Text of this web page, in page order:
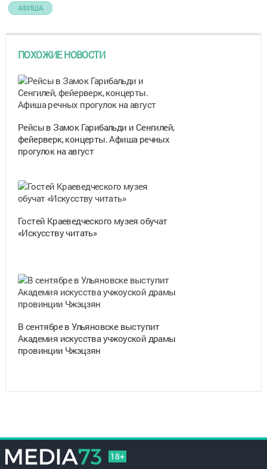
АФИША
ПОХОЖИЕ НОВОСТИ
Рейсы в Замок Гарибальди и Сенгилей,
фейерверк, концерты. Афиша речных
прогулок на август
Гостей Краеведческого музея обучат
«Искусству читать»
В сентябре в Ульяновске выступит
Академия искусства учжоуской драмы
провинции Чжэцзян
18+